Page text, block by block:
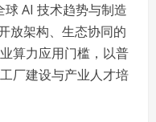
AI 技术趋势与制造
放架构、生态协同的
算力应用门槛，以普
厂建设与产业人才培